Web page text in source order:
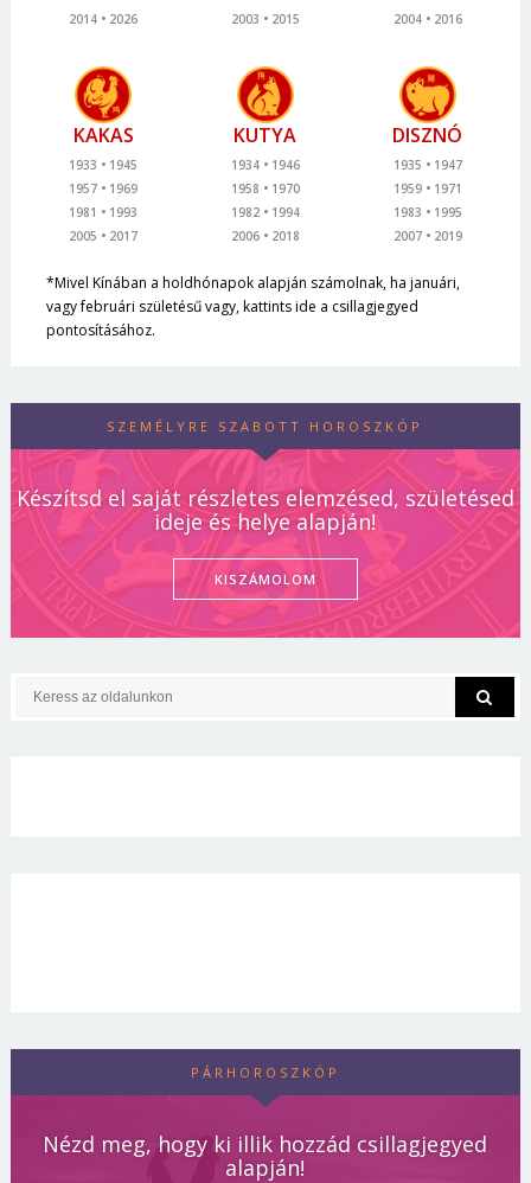
2014
2026
2003
2015
2004
2016
KAKAS
1933
1945
1957
1969
1981
1993
2005
2017
KUTYA
1934
1946
1958
1970
1982
1994
2006
2018
DISZNÓ
1935
1947
1959
1971
1983
1995
2007
2019
*Mivel Kínában a holdhónapok alapján számolnak, ha januári,
vagy februári születésű vagy, kattints ide a csillagjegyed
pontosításához.
SZEMÉLYRE SZABOTT HOROSZKÓP
Készítsd el saját részletes elemzésed, születésed
ideje és helye alapján!
KISZÁMOLOM
PÁRHOROSZKÓP
Nézd meg, hogy ki illik hozzád csillagjegyed
alapján!